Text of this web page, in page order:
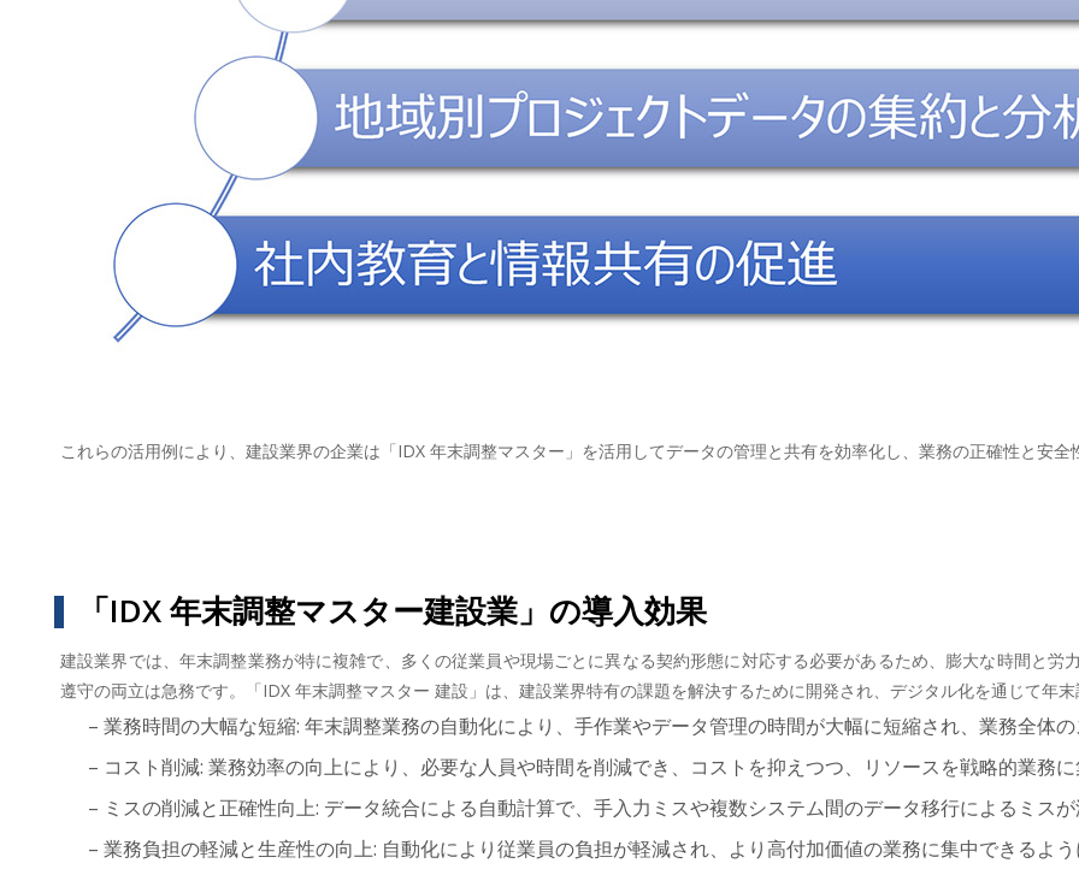
これらの活用例により、建設業界の企業は「IDX 年末調整マスター」を活用してデータの管理と共有を効率化し、業務の正確性と安
「IDX 年末調整マスター建設業」の導入効果
建設業界では、年末調整業務が特に複雑で、多くの従業員や現場ごとに異なる契約形態に対応する必要があるため、膨大な時間と
遵守の両立は急務です。「IDX 年末調整マスター 建設」は、建設業界特有の課題を解決するために開発され、デジタル化を通じて年
– 業務時間の大幅な短縮: 年末調整業務の自動化により、手作業やデータ管理の時間が大幅に短縮され、業務全体
– コスト削減: 業務効率の向上により、必要な人員や時間を削減でき、コストを抑えつつ、リソースを戦略的業務
– ミスの削減と正確性向上: データ統合による自動計算で、手入力ミスや複数システム間のデータ移行によるミス
– 業務負担の軽減と生産性の向上: 自動化により従業員の負担が軽減され、より高付加価値の業務に集中できるよ